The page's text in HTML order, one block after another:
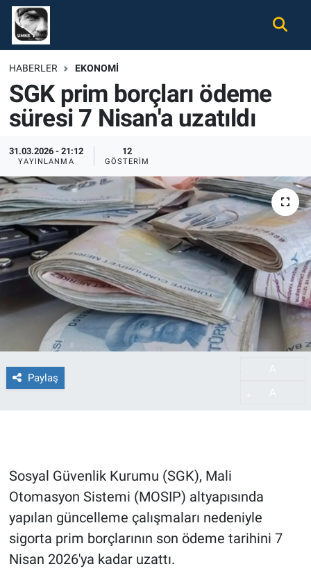
HABERLER EKONOMI
SGK prim borçları ödeme
süresi 7 Nisan'a uzatıldı
31.03.2026 - 21:12
YAYINLANMA
12
GÖSTERIM
Paylaş
Sosyal Güvenlik Kurumu (SGK), Mali
Otomasyon Sistemi (MOSIP) altyapısında
yapılan güncelleme çalışmaları nedeniyle
sigorta prim borçlarının son ödeme tarihini 7
Nisan 2026'ya kadar uzattı.
Gündem
Ekonomi
Spor
Magazin
Tüm Haberler
İletişim
Künye
Nöbetçi Eczaneler
Hava Durumu
Namaz Vakitleri
Trafik Durumu
Süper Lig Puan Durumu ve Fikstür
Tüm Manşetler
Son Dakika Haberleri
Haber Arşivi